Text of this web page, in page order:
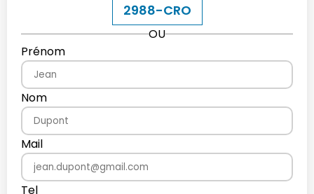
2988-CRO
OU
Prénom
Nom
Mail
Tel